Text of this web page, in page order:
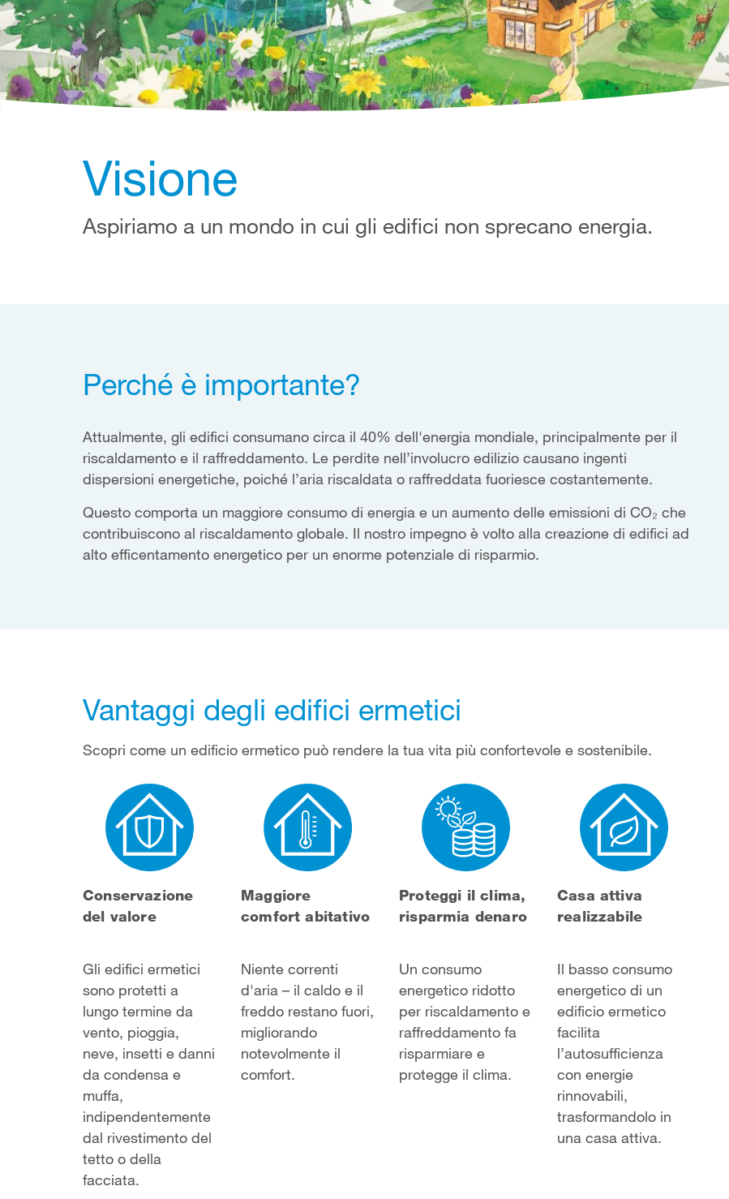
Visione
Aspiriamo a un mondo in cui gli edifici non sprecano energia.
Perché è importante?
Attualmente, gli edifici consumano circa il 40% dell'energia mondiale, principalmente per il
riscaldamento e il raffreddamento. Le perdite nell’involucro edilizio causano ingenti
dispersioni energetiche, poiché l’aria riscaldata o raffreddata fuoriesce costantemente.
Questo comporta un maggiore consumo di energia e un aumento delle emissioni di CO₂ che
contribuiscono al riscaldamento globale. Il nostro impegno è volto alla creazione di edifici ad
alto efficentamento energetico per un enorme potenziale di risparmio.
Vantaggi degli edifici ermetici
Scopri come un edificio ermetico può rendere la tua vita più confortevole e sostenibile.
Conservazione
del valore
Gli edifici ermetici
sono protetti a
lungo termine da
vento, pioggia,
neve, insetti e danni
da condensa e
muffa,
indipendentemente
dal rivestimento del
tetto o della
facciata.
Maggiore
comfort abitativo
Niente correnti
d'aria – il caldo e il
freddo restano fuori,
migliorando
notevolmente il
comfort.
Proteggi il clima,
risparmia denaro
Un consumo
energetico ridotto
per riscaldamento e
raffreddamento fa
risparmiare e
protegge il clima.
Casa attiva
realizzabile
Il basso consumo
energetico di un
edificio ermetico
facilita
l’autosufficienza
con energie
rinnovabili,
trasformandolo in
una casa attiva.